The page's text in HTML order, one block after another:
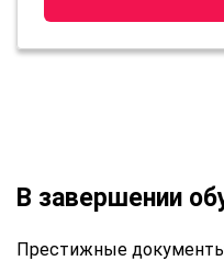
В завершении
Престижные